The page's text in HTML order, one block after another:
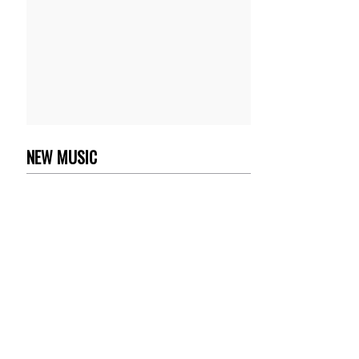
NEW MUSIC